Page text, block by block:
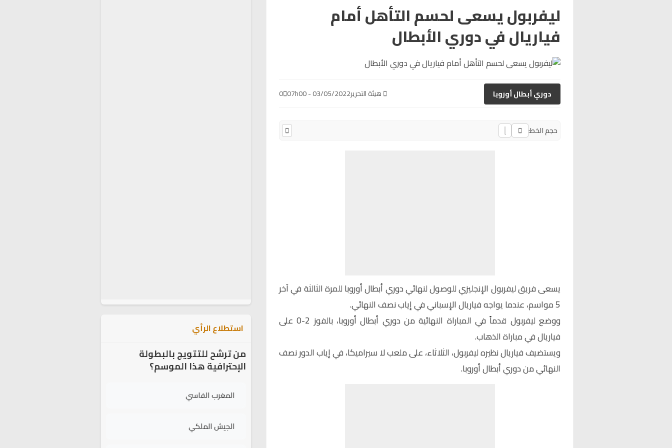
ليفربول يسعى لحسم التأهل أمام
فياريال في دوري الأبطال
دوري أبطال أوروبا هيئة التحرير03/05/2022 - 07h00
0
حجم الخط:
يسعى فريق ليفربول الإنجليزي للوصول لنهائي دوري أبطال أوروبا للمرة الثالثة في آخر
5 مواسم، عندما يواجه فياريال الإسباني في إياب نصف النهائي.
ووضع ليفربول قدماً في المباراة النهائية من دوري أبطال أوروبا، بالفوز 2-0 على
فياريال في مباراة الذهاب.
ويستضيف فياريال نظيره ليفربول، الثلاثاء، على ملعب لا سيراميكا، في إياب الدور نصف
النهائي من دوري أبطال أوروبا.
استطلاع الرأي
من ترشح للتتويج بالبطولة
الإحترافية هذا الموسم؟
المغرب الفاسي
الجيش الملكي